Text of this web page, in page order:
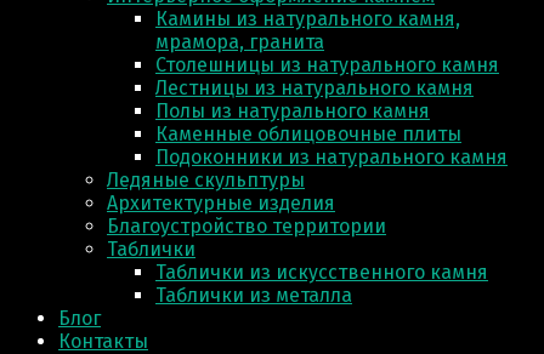
Камины из натурального камня,
мрамора, гранита
Столешницы из натурального камня
Лестницы из натурального камня
Полы из натурального камня
Каменные облицовочные плиты
Подоконники из натурального камня
Ледяные скульптуры
Архитектурные изделия
Благоустройство территории
Таблички
Таблички из искусственного камня
Таблички из металла
Блог
Контакты